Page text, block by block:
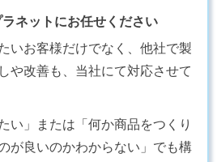
ネットにお任せください
いお客様だけでなく、他社で製
や改善も、当社にて対応させて
い」または「何か商品をつくり
が良いのかわからない」でも構